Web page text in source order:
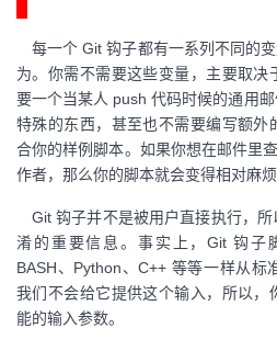
每一个 Git 钩子都有一系列不同的
为。你需不需要这些变量，主要取决
要一个当某人 push 代码时候的通用
特殊的东西，甚至也不需要编写额外
合你的样例脚本。如果你想在邮件里
作者，那么你的脚本就会变得相对麻烦
Git 钩子并不是被用户直接执行，
淆的重要信息。事实上，Git 钩子
BASH、Python、C++ 等等一样从标
我们不会给它提供这个输入，所以，
能的输入参数。